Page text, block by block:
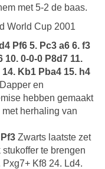
met 5-2 de baas.
World Cup 2001
Pf6 5. Pc3 a6 6. f3
10. 0-0-0 P8d7 11.
Kb1 Pba4 15. h4
Dapper en
hebben gemaakt
herhaling van
Zwarts laatste zet
te brengen
Kf8 24. Ld4.